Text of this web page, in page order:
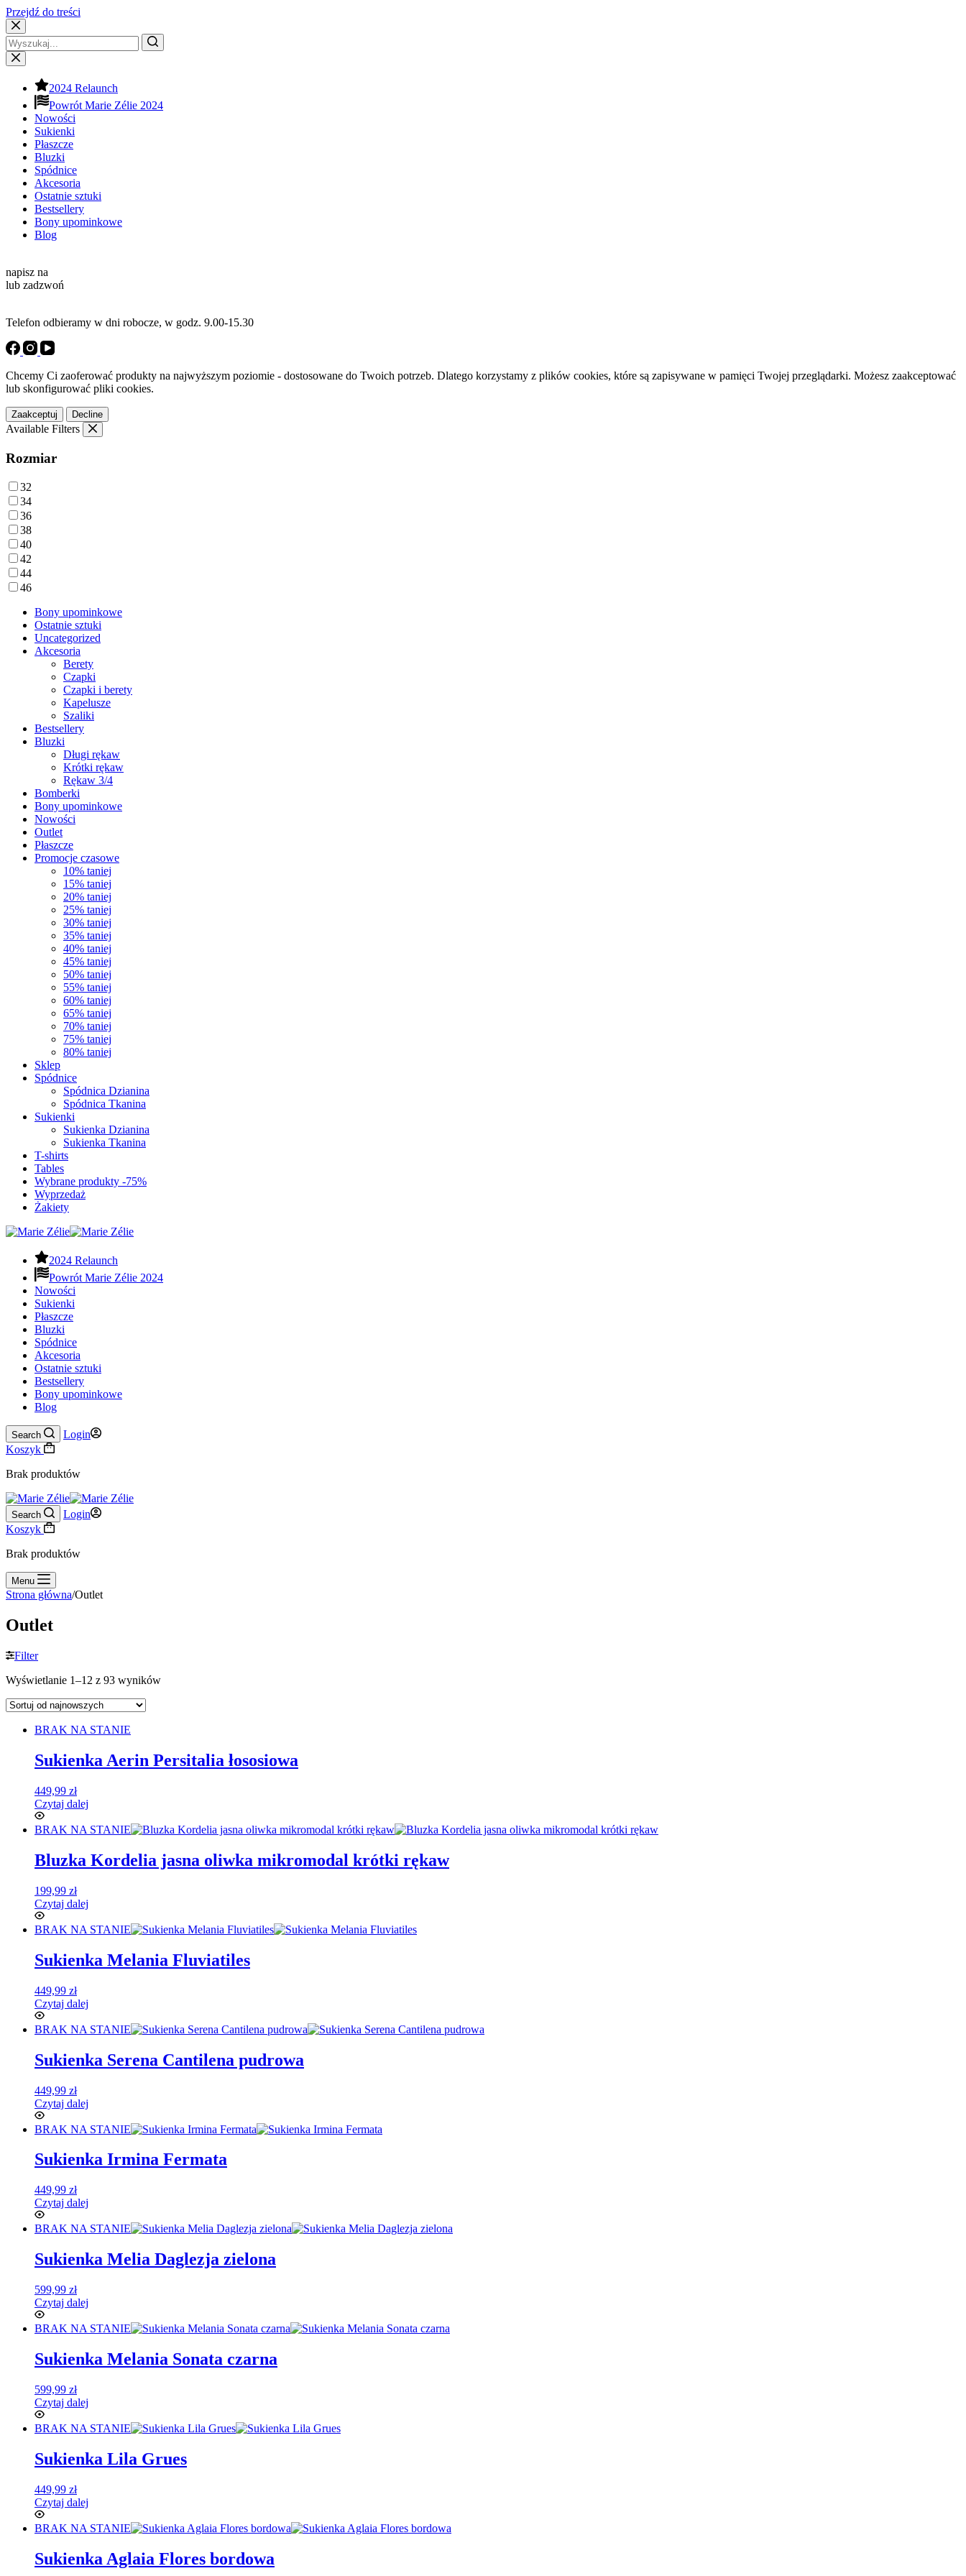
Przejdź do treści
2024 Relaunch
Powrót Marie Zélie 2024
Nowości
Sukienki
Płaszcze
Bluzki
Spódnice
Akcesoria
Ostatnie sztuki
Bestsellery
Bony upominkowe
Blog
napisz na
lub zadzwoń
Telefon odbieramy w dni robocze, w godz. 9.00-15.30
Chcemy Ci zaoferować produkty na najwyższym poziomie - dostosowane do Twoich potrzeb. Dlatego korzystamy z plików cookies, które są zapisywane w pamięci Twojej przeglądarki. Możesz zaakceptować
lub skonfigurować pliki cookies.
Zaakceptuj Decline
Available Filters
Rozmiar
32
34
36
38
40
42
44
46
Bony upominkowe
Ostatnie sztuki
Uncategorized
Akcesoria
Berety
Czapki
Czapki i berety
Kapelusze
Szaliki
Bestsellery
Bluzki
Długi rękaw
Krótki rękaw
Rękaw 3/4
Bomberki
Bony upominkowe
Nowości
Outlet
Płaszcze
Promocje czasowe
10% taniej
15% taniej
20% taniej
25% taniej
30% taniej
35% taniej
40% taniej
45% taniej
50% taniej
55% taniej
60% taniej
65% taniej
70% taniej
75% taniej
80% taniej
Sklep
Spódnice
Spódnica Dzianina
Spódnica Tkanina
Sukienki
Sukienka Dzianina
Sukienka Tkanina
T-shirts
Tables
Wybrane produkty -75%
Wyprzedaż
Żakiety
2024 Relaunch
Powrót Marie Zélie 2024
Nowości
Sukienki
Płaszcze
Bluzki
Spódnice
Akcesoria
Ostatnie sztuki
Bestsellery
Bony upominkowe
Blog
Search
Login
Koszyk
Brak produktów
Search
Login
Koszyk
Brak produktów
Menu
Strona główna/Outlet
Outlet
Filter
Wyświetlanie 1–12 z 93 wyników
BRAK NA STANIE
Sukienka Aerin Persitalia łososiowa
449,99 zł
Czytaj dalej
BRAK NA STANIE
Bluzka Kordelia jasna oliwka mikromodal krótki rękaw
199,99 zł
Czytaj dalej
BRAK NA STANIE
Sukienka Melania Fluviatiles
449,99 zł
Czytaj dalej
BRAK NA STANIE
Sukienka Serena Cantilena pudrowa
449,99 zł
Czytaj dalej
BRAK NA STANIE
Sukienka Irmina Fermata
449,99 zł
Czytaj dalej
BRAK NA STANIE
Sukienka Melia Daglezja zielona
599,99 zł
Czytaj dalej
BRAK NA STANIE
Sukienka Melania Sonata czarna
599,99 zł
Czytaj dalej
BRAK NA STANIE
Sukienka Lila Grues
449,99 zł
Czytaj dalej
BRAK NA STANIE
Sukienka Aglaia Flores bordowa